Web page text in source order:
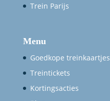
Trein Parijs
Menu
Goedkope treinkaartjes
Treintickets
Kortingsacties